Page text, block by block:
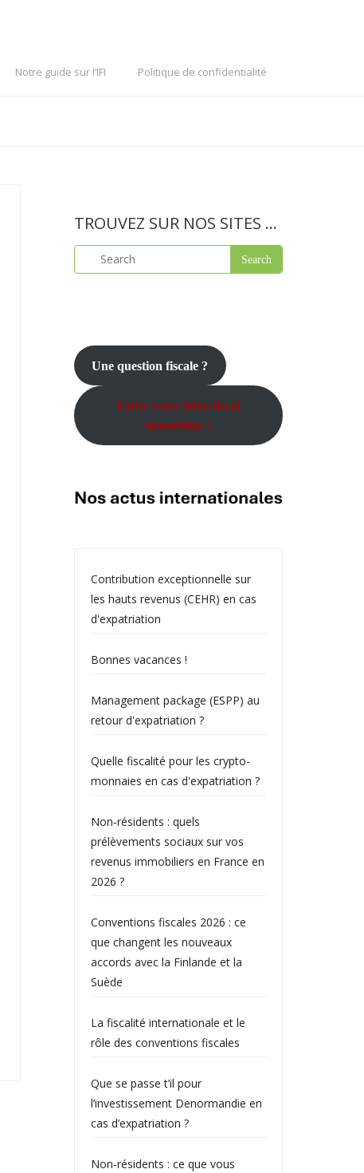
Notre guide sur l’IFI Politique de confidentialité
TROUVEZ SUR NOS SITES …
Une question fiscale ?
Faites votre bilan fiscal
immobilier !
Contribution exceptionnelle sur
les hauts revenus (CEHR) en cas
d'expatriation
Bonnes vacances !
Management package (ESPP) au
retour d'expatriation ?
Quelle fiscalité pour les crypto-
monnaies en cas d'expatriation ?
Non‑résidents : quels
prélèvements sociaux sur vos
revenus immobiliers en France en
2026 ?
Conventions fiscales 2026 : ce
que changent les nouveaux
accords avec la Finlande et la
Suède
La fiscalité internationale et le
rôle des conventions fiscales
Que se passe t’il pour
l’investissement Denormandie en
cas d’expatriation ?
Non‑résidents : ce que vous